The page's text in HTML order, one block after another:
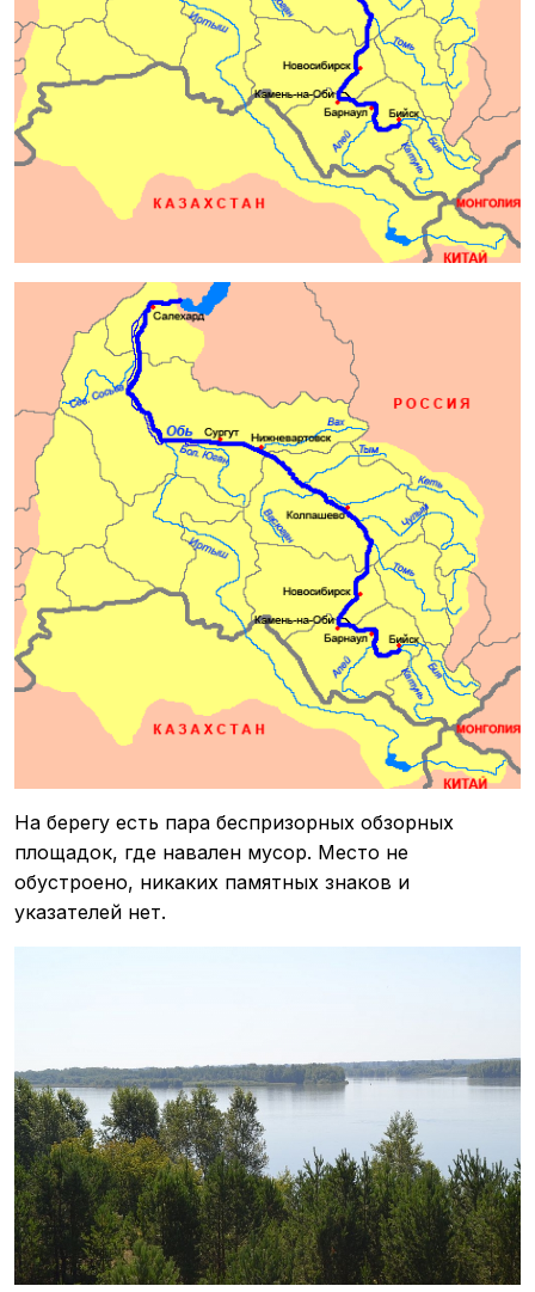
На берегу есть пара беспризорных обзорных
площадок, где навален мусор. Место не
обустроено, никаких памятных знаков и
указателей нет.